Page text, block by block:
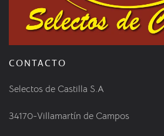
CONTACTO
Selectos de Castilla S.A
34170-Villamartín de Campos